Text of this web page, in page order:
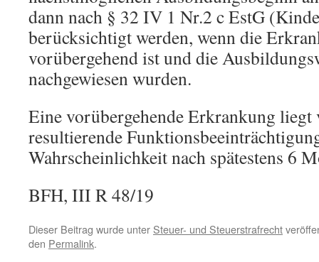
dann nach § 32 IV 1 Nr.2 c EstG
berücksichtigt werden, wenn die
vorübergehend ist und die
nachgewiesen wurden.
Eine vorübergehende Erkrankung liegt
resultierende
Wahrscheinlichkeit nach spätestens 6
BFH, III R 48/19
Dieser Beitrag wurde unter Steuer- und Steuerstrafrecht
den Permalink.